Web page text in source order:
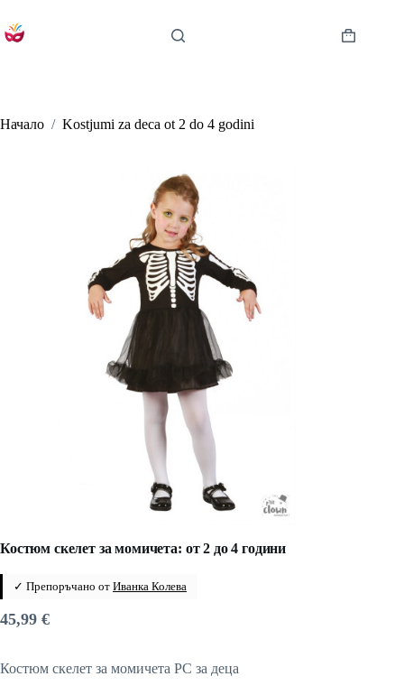
to
content
Shopping
Начало / Kostjumi za deca ot 2 do 4 godini
Костюм скелет за момичета: от 2 до 4 години
✓ Препоръчано от Иванка Колева
45,99 €
Костюм скелет за момичета PC за деца